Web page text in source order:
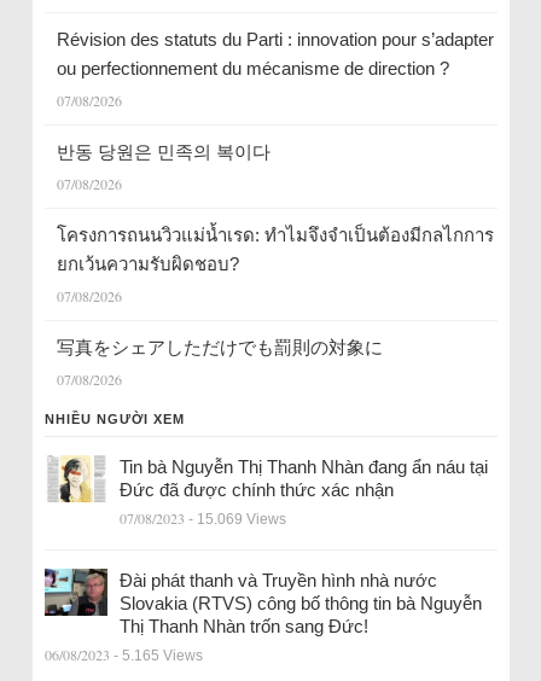
Révision des statuts du Parti : innovation pour s’adapter
ou perfectionnement du mécanisme de direction ?
07/08/2026
반동 당원은 민족의 복이다
07/08/2026
โครงการถนนวิวแม่น้ำเรด: ทำไมจึงจำเป็นต้องมีกลไกการ
ยกเว้นความรับผิดชอบ?
07/08/2026
写真をシェアしただけでも罰則の対象に
07/08/2026
NHIỀU NGƯỜI XEM
Tin bà Nguyễn Thị Thanh Nhàn đang ẩn náu tại
Đức đã được chính thức xác nhận
07/08/2023 - 15.069 Views
Đài phát thanh và Truyền hình nhà nước
Slovakia (RTVS) công bố thông tin bà Nguyễn
Thị Thanh Nhàn trốn sang Đức!
06/08/2023 - 5.165 Views